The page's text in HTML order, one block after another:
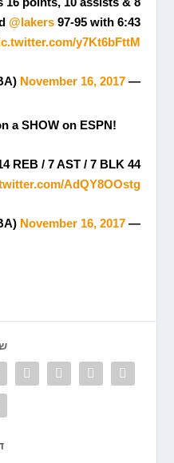
@lakers97-95 with 6:43
y7Kt6bFttM
— NBA (@NBA)
November 16, 2017
a SHOW on ESPN!
44 PTS / 14 REB / 7 AST / 7 BLK
AdQY8OOstg
— NBA (@NBA)
November 16, 2017